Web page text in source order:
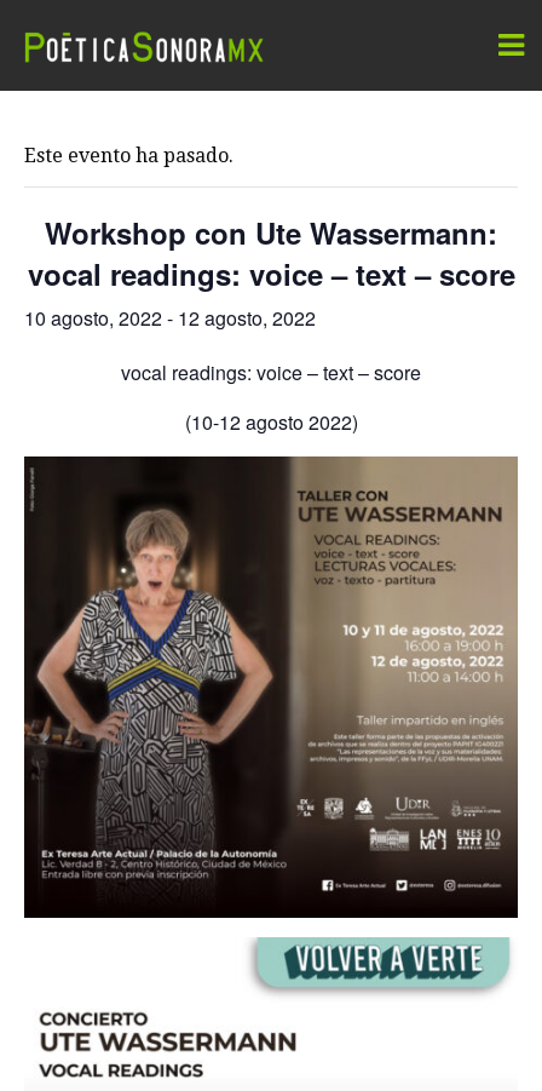
Este evento ha pasado.
Workshop con Ute Wassermann:
vocal readings: voice – text – score
10 agosto, 2022- 12 agosto, 2022
vocal readings: voice – text – score
(10-12 agosto 2022)